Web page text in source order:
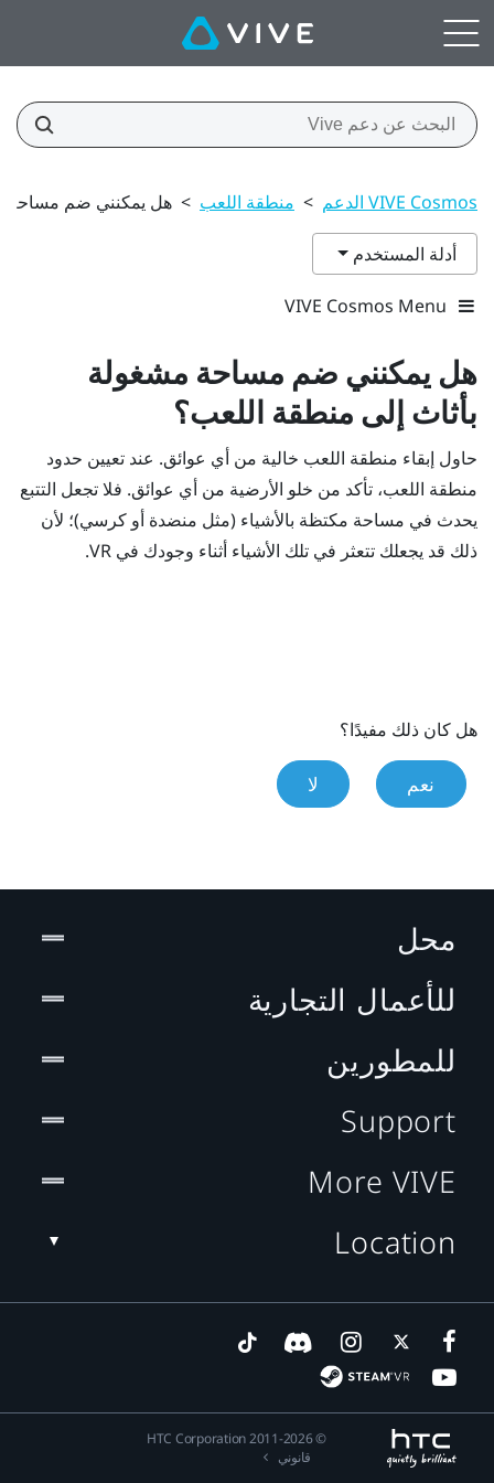
VIVE Cosmos الدعم > منطقة اللعب > هل يمكنني ضم مساحة
أدلة المستخدم
VIVE Cosmos Menu
هل يمكنني ضم مساحة مشغولة
بأثاث إلى منطقة اللعب؟
حاول إبقاء منطقة اللعب خالية من أي عوائق. عند تعيين حدود
منطقة اللعب، تأكد من خلو الأرضية من أي عوائق. فلا تجعل التتبع
يحدث في مساحة مكتظة بالأشياء (مثل منضدة أو كرسي)؛ لأن
ذلك قد يجعلك تتعثر في تلك الأشياء أثناء وجودك في VR.
هل كان ذلك مفيدًا؟
نعم لا
محل
للأعمال التجارية
للمطورين
Support
More VIVE
Location
© 2011-2026 HTC Corporation
قانوني